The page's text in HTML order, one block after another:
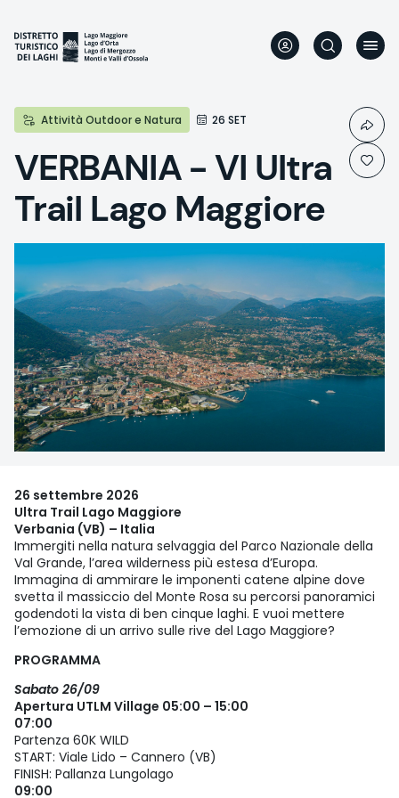
contenu
principal
Attività Outdoor e Natura 26 SET
VERBANIA - VI Ultra
Trail Lago Maggiore
26 settembre 2026
Ultra Trail Lago Maggiore
Verbania (VB) – Italia
Immergiti nella natura selvaggia del Parco Nazionale della
Val Grande, l’area wilderness più estesa d’Europa.
Immagina di ammirare le imponenti catene alpine dove
svetta il massiccio del Monte Rosa su percorsi panoramici
godendoti la vista di ben cinque laghi. E vuoi mettere
l’emozione di un arrivo sulle rive del Lago Maggiore?
PROGRAMMA
Sabato 26/09
Apertura UTLM Village 05:00 – 15:00
07:00
Partenza 60K WILD
START: Viale Lido – Cannero (VB)
FINISH: Pallanza Lungolago
09:00